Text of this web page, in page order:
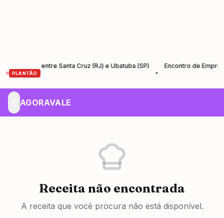
PLANTÃO
entre Santa Cruz (RJ) e Ubatuba (SP)
Encontro de
AGORAVALE
Receita não encontrada
A receita que você procura não está disponível.